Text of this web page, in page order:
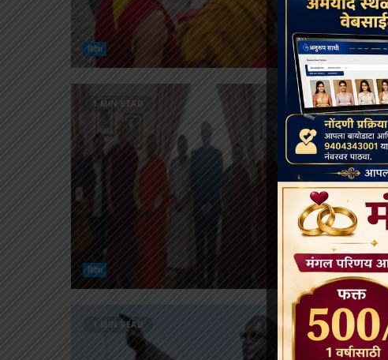
विदेश
1 MIN READ
विदेश
1 MIN READ